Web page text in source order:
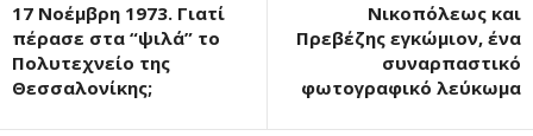
17 Νοέμβρη 1973. Γιατί
πέρασε στα “ψιλά” το
Πολυτεχνείο της
Θεσσαλονίκης;
Νικοπόλεως και
Πρεβέζης εγκώμιον, ένα
συναρπαστικό
φωτογραφικό λεύκωμα